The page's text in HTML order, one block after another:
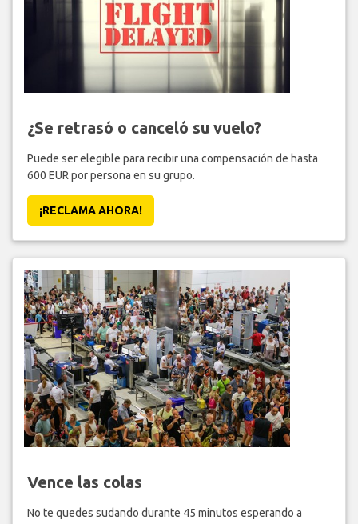
¿Se retrasó o canceló su vuelo?
Puede ser elegible para recibir una compensación de hasta
600 EUR por persona en su grupo.
¡RECLAMA AHORA!
Vence las colas
No te quedes sudando durante 45 minutos esperando a